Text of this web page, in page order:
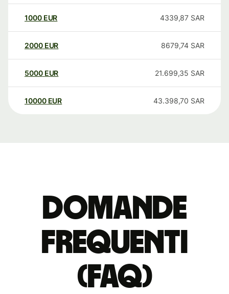
1000 EUR 4339,87 SAR
2000 EUR 8679,74 SAR
5000 EUR 21.699,35 SAR
10000 EUR 43.398,70 SAR
Domande
Frequenti
(FAQ)